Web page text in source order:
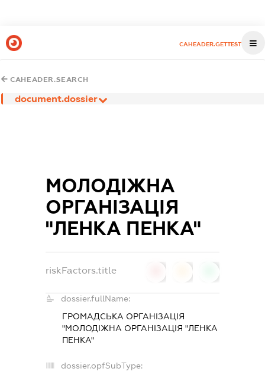
CAHEADER.GETTEST
CAHEADER.SEARCH
document.dossier
МОЛОДІЖНА
ОРГАНІЗАЦІЯ
"ЛЕНКА ПЕНКА"
riskFactors.title
dossier.fullName:
ГРОМАДСЬКА ОРГАНІЗАЦІЯ
"МОЛОДІЖНА ОРГАНІЗАЦІЯ "ЛЕНКА
ПЕНКА"
dossier.opfSubType: